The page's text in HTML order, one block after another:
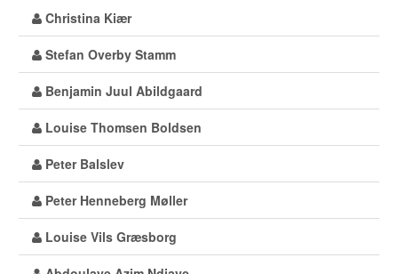
Christina Kiær
Stefan Overby Stamm
Benjamin Juul Abildgaard
Louise Thomsen Boldsen
Peter Balslev
Peter Henneberg Møller
Louise Vils Græsborg